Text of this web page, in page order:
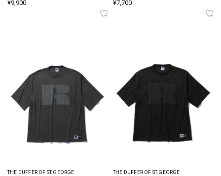
¥9,900 ¥7,700
THE DUFFER OF ST.GEORGE THE DUFFER OF ST.GEORGE